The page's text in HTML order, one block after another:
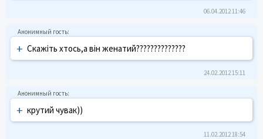
06.04.2012 11:46
+ Скажіть хтось,а він женатий??????????????
24.02.2012 15:11
+ крутий чувак))
11.02.2012 18:54